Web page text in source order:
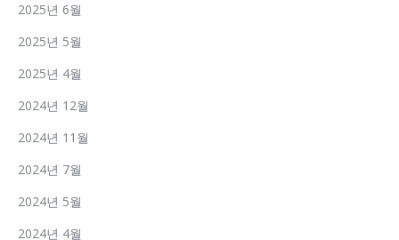
2025년 6월
2025년 5월
2025년 4월
2024년 12월
2024년 11월
2024년 7월
2024년 5월
2024년 4월